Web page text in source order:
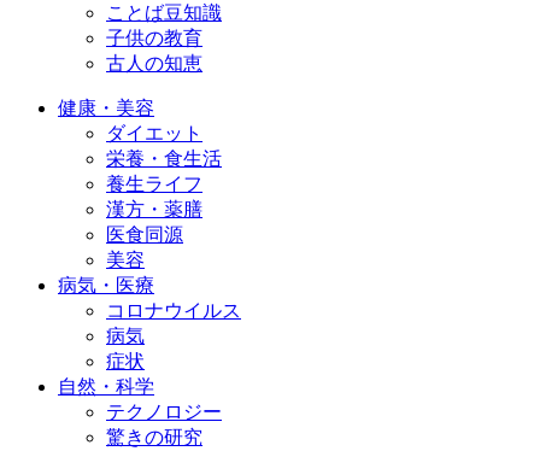
ことば豆知識
子供の教育
古人の知恵
健康・美容
ダイエット
栄養・食生活
養生ライフ
漢方・薬膳
医食同源
美容
病気・医療
コロナウイルス
病気
症状
自然・科学
テクノロジー
驚きの研究